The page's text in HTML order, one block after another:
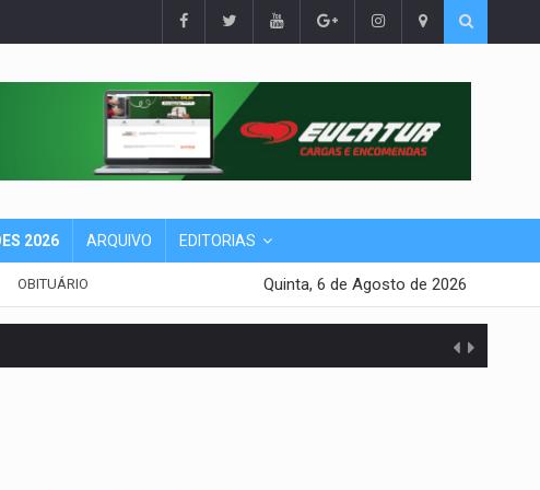
2026 ARQUIVO EDITORIAS
OBITUÁRIO Quinta, 6 de Agosto de 2026